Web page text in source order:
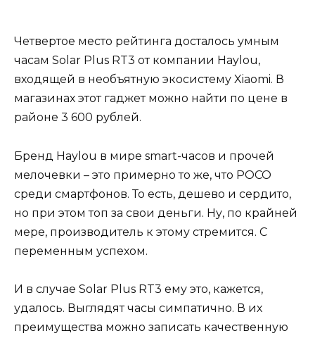
Четвертое место рейтинга досталось умным
часам Solar Plus RT3 от компании Haylou,
входящей в необъятную экосистему Xiaomi. В
магазинах этот гаджет можно найти по цене в
районе 3 600 рублей.
Бренд Haylou в мире smart-часов и прочей
мелочевки – это примерно то же, что POCO
среди смартфонов. То есть, дешево и сердито,
но при этом топ за свои деньги. Ну, по крайней
мере, производитель к этому стремится. С
переменным успехом.
И в случае Solar Plus RT3 ему это, кажется,
удалось. Выглядят часы симпатично. В их
преимущества можно записать качественную